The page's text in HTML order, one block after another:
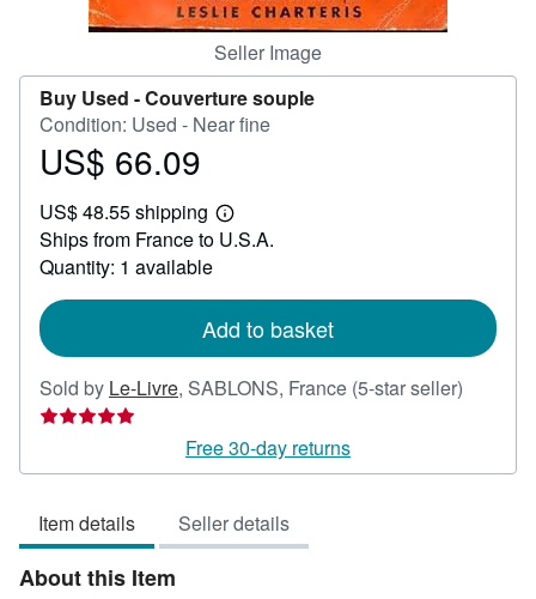
Seller Image
Buy Used -Couverture souple
Condition: Used - Near fine
Price
66.09
US$ 66.09
US$ 48.55 shipping
Learn
more
Ships from France to U.S.A.
Quantity: 1 available
Add to basket
Sold by Le-Livre, SABLONS, France (5-star seller)
out
Free 30-day returns
Item details Seller details
About this Item